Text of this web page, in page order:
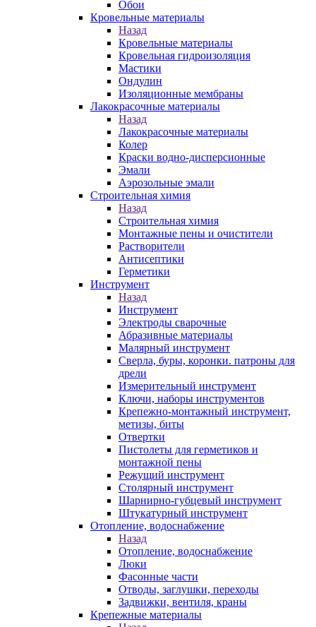
Обои
Кровельные материалы
Назад
Кровельные материалы
Кровельная гидроизоляция
Мастики
Ондулин
Изоляционные мембраны
Лакокрасочные материалы
Назад
Лакокрасочные материалы
Колер
Краски водно-дисперсионные
Эмали
Аэрозольные эмали
Строительная химия
Назад
Строительная химия
Монтажные пены и очистители
Растворители
Антисептики
Герметики
Инструмент
Назад
Инструмент
Электроды сварочные
Абразивные материалы
Малярный инструмент
Сверла, буры, коронки. патроны для
дрели
Измерительный инструмент
Ключи, наборы инструментов
Крепежно-монтажный инструмент,
метизы, биты
Отвертки
Пистолеты для герметиков и
монтажной пены
Режущий инструмент
Столярный инструмент
Шарнирно-губцевый инструмент
Штукатурный инструмент
Отопление, водоснабжение
Назад
Отопление, водоснабжение
Люки
Фасонные части
Отводы, заглушки, переходы
Задвижки, вентиля, краны
Крепежные материалы